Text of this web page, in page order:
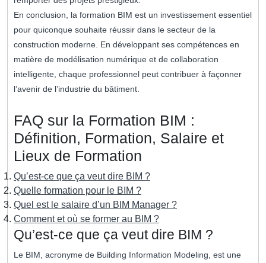
En conclusion, la formation BIM est un investissement essentiel
pour quiconque souhaite réussir dans le secteur de la
construction moderne. En développant ses compétences en
matière de modélisation numérique et de collaboration
intelligente, chaque professionnel peut contribuer à façonner
l’avenir de l’industrie du bâtiment.
FAQ sur la Formation BIM :
Définition, Formation, Salaire et
Lieux de Formation
Qu’est-ce que ça veut dire BIM ?
Quelle formation pour le BIM ?
Quel est le salaire d’un BIM Manager ?
Comment et où se former au BIM ?
Qu’est-ce que ça veut dire BIM ?
Le BIM, acronyme de Building Information Modeling, est une